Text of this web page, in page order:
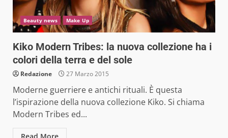
Beauty news Make Up
Kiko Modern Tribes: la nuova collezione ha i
colori della terra e del sole
Redazione 27 Marzo 2015
Moderne guerriere e antichi rituali. È questa
l’ispirazione della nuova collezione Kiko. Si chiama
Modern Tribes ed...
Read More